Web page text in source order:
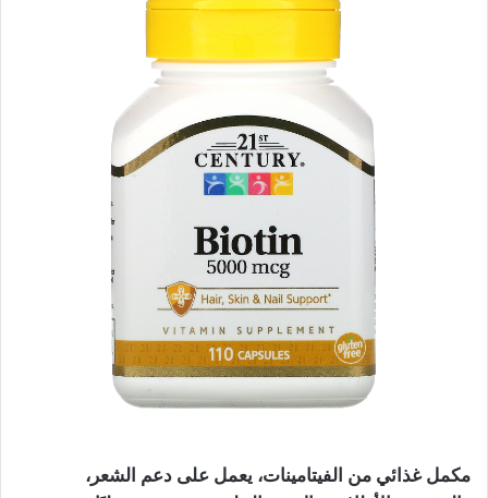
مكمل غذائي من الفيتامينات، يعمل على دعم الشعر،